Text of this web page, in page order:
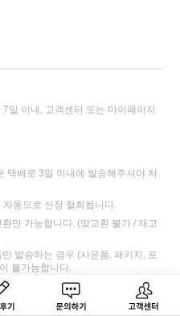
기 문의하기 고객센터
일 이내, 고객센터 또는 마이페이지
택배로 3일 이내에 발송해주셔야 처
동으로 신청 철회됩니다.
만 가능합니다. (맞교환 불가 / 재고
발송하는 경우 (사은품, 패키지, 포
불가능합니다.
환·반품이 불가능합니다.
금과 반품 주소가 상이하니 고객센터